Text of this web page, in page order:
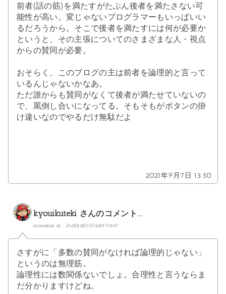
前者(話の筋)を満たすがたぶん後者を満たさない可
能性が高い。変じゃないプログラマーもいっぱいい
るだろうから。そこで後者を満たすには何が必要か
というと、その主張についてのさまざまな人・視点
からの賛同が必要。
おそらく、このブログの主は前者を論理的と言って
いるんじゃないかなあ。
ただ誰からも賛同がなくて後者が満たせていないの
で、罵倒し合いになってる。そもそもがボタンの掛
け違いなのでやるだけ無駄だよ
2021年9月7日 13:50
kyouikuteki さんのコメント...
comment id : 2168845007449171997
さすがに「多数の賛同がなければ論理的じゃない」
というのは無理筋。
論理性には数関係ないでしょ。合理性と言うならま
だ分かりますけどね。